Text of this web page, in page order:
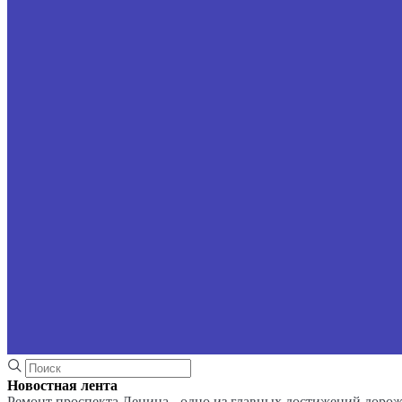
Новостная лента